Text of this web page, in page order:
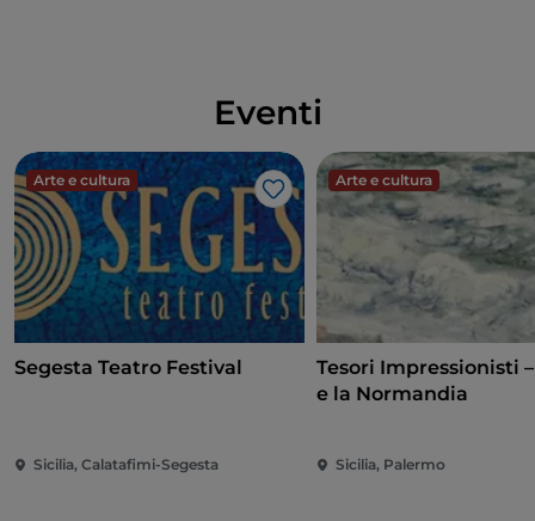
Eventi
Arte e cultura
Like
Segesta Teatro Festival
Sicilia, Calatafimi-Segesta
Arte e cultura
Tesori Impressionisti
e la Normandia
Sicilia, Palermo